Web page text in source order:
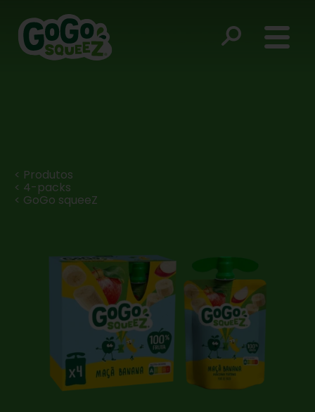
< Produtos
< 4-packs
< GoGo squeeZ